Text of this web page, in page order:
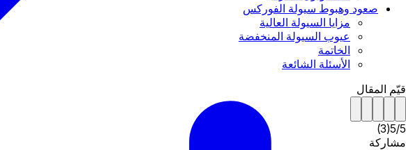
صعود وهبوط سيولة الفوركس
مزايا السيولة العالية
عيوب السيولة المنخفضة
الخاتمة
الأسئلة الشائعة
قيّم المقال
5/5
(
3
)
مشاركة